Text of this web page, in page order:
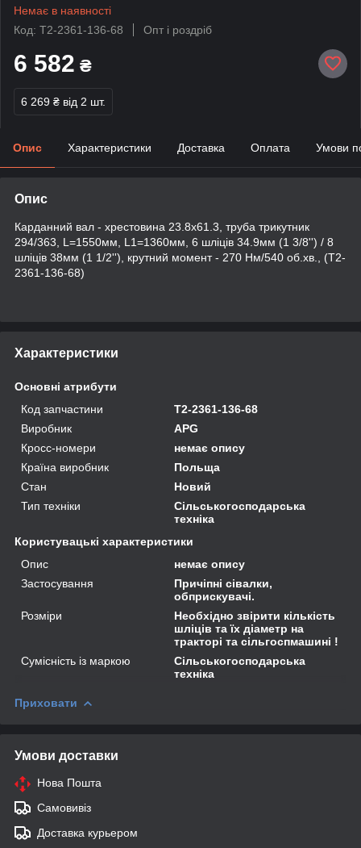
Немає в наявності
Код: T2-2361-136-68
Опт і роздріб
6 582 ₴
6 269 ₴ від 2 шт.
Опис Характеристики Доставка Оплата Умови
Опис
Карданний вал - хрестовина 23.8х61.3, труба трикутник
294/363, L=1550мм, L1=1360мм, 6 шліців 34.9мм (1 3/8'') / 8
шліців 38мм (1 1/2''), крутний момент - 270 Нм/540 об.хв., (T2-
2361-136-68)
Характеристики
Основні атрибути
Код запчастини
T2-2361-136-68
Виробник
APG
Кросс-номери
немає опису
Країна виробник
Польща
Стан
Новий
Тип техніки
Сільськогосподарська
техніка
Користувацькі характеристики
Опис
немає опису
Застосування
Причіпні сівалки,
обприскувачі.
Розміри
Необхідно звірити кількість
шліців та їх діаметр на
тракторі та сільгоспмашині !
Сумісність із маркою
Сільськогосподарська
техніка
Приховати
Умови доставки
Нова Пошта
Самовивіз
Доставка курьером